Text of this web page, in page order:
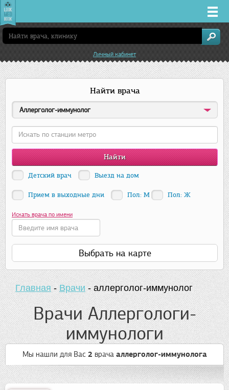
Врачи
Клиники
Лекарства
Акции
Услуги
Новосибирск
Личный кабинет
Найти врача
Аллерголог-иммунолог
Детский врач Выезд на дом
Прием в выходные дни Пол: М Пол: Ж
Искать врача по имени
Выбрать на карте
Главная-Врачи-аллерголог-иммунолог
Врачи Аллергологи-
иммунологи
Мы нашли для Вас 2 врача аллерголог-иммунолога